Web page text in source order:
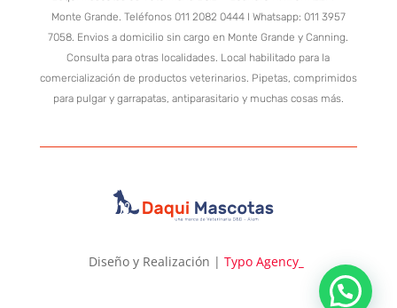
Monte Grande. Teléfonos 011 2082 0444 I Whatsapp: 011 3957
7058. Envios a domicilio sin cargo en Monte Grande y Canning.
Consulta para otras localidades. Local habilitado para la
comercialización de productos veterinarios. Pipetas, comprimidos
para pulgar y garrapatas, antiparasitario y muchas cosas más.
Diseño y Realización |Typo Agency